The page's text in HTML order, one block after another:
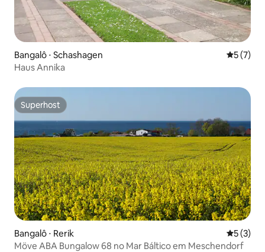
Bangalô ⋅ Schashagen 5 de
5 (7)
Haus Annika
Superhost
Superhost
Bangalô ⋅ Rerik 5 de
5 (3)
Möve ABA Bungalow 68 no Mar Báltico em Meschendorf